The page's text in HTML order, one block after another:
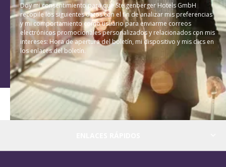
Doy mi consentimiento para que Steigenberger Hotels GmbH
recopile los siguientes datos con el fin de analizar mis preferencias
y mi comportamiento como usuario para enviarme correos
electrónicos promocionales personalizados y relacionados con mis
intereses: Hora de apertura del boletín, mi dispositivo y mis clics en
los enlaces del boletín.